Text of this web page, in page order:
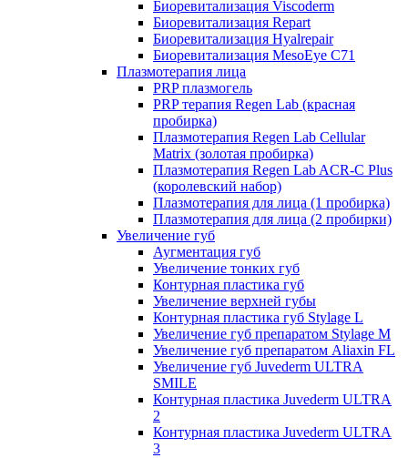
Биоревитализация Viscoderm
Биоревитализация Repart
Биоревитализация Hyalrepair
Биоревитализация MesoEye C71
Плазмотерапия лица
PRP плазмогель
PRP терапия Regen Lab (красная
пробирка)
Плазмотерапия Regen Lab Cellular
Matrix (золотая пробирка)
Плазмотерапия Regen Lab ACR-C Plus
(королевский набор)
Плазмотерапия для лица (1 пробирка)
Плазмотерапия для лица (2 пробирки)
Увеличение губ
Аугментация губ
Увеличение тонких губ
Контурная пластика губ
Увеличение верхней губы
Контурная пластика губ Stylage L
Увеличение губ препаратом Stylage M
Увеличение губ препаратом Aliaxin FL
Увеличение губ Juvederm ULTRA
SMILE
Контурная пластика Juvederm ULTRA
2
Контурная пластика Juvederm ULTRA
3